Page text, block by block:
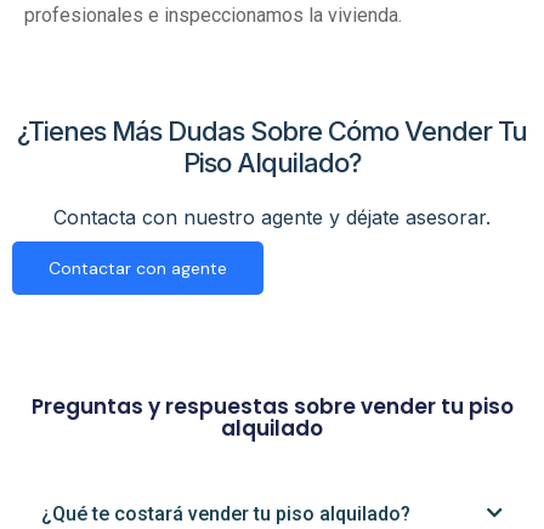
profesionales e inspeccionamos la vivienda.
¿Tienes Más Dudas Sobre Cómo Vender Tu
Piso Alquilado?
Contacta con nuestro agente y déjate asesorar.
Contactar con agente
Preguntas y respuestas sobre vender tu piso
alquilado
¿Qué te costará vender tu piso alquilado?